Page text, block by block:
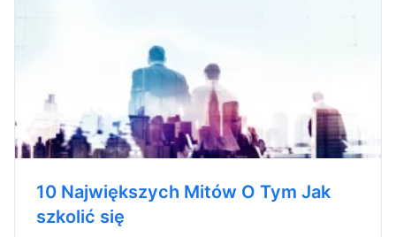
10 Największych Mitów O Tym Jak
szkolić się